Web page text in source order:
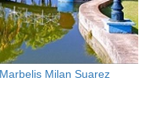
Marbelis Milan Suarez